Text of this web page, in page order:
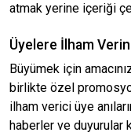
atmak yerine içeriği
Üyelere İlham Verin
Büyümek için
birlikte özel
ilham verici üye
haberler ve duyurular